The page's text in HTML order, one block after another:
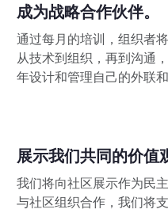
成为战略合作伙伴。
通过每月的培训，组织者
从技术到组织，再到沟通
年设计和管理自己的外联和
展示我们共同的价值
我们将向社区展示作为民
与社区组织合作，我们将